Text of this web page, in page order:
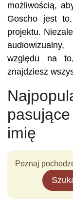
możliwością,
Goscho jest
projektu.
względu na
znajdziesz
imię
Poznaj